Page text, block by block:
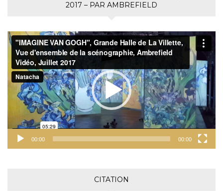
2017 – PAR AMBREFIELD
Lecteur
vidéo
00:00 00:00
CITATION